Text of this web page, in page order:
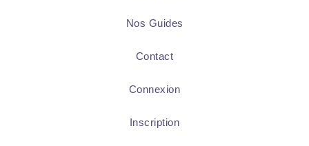
Nos Guides
Contact
Connexion
Inscription